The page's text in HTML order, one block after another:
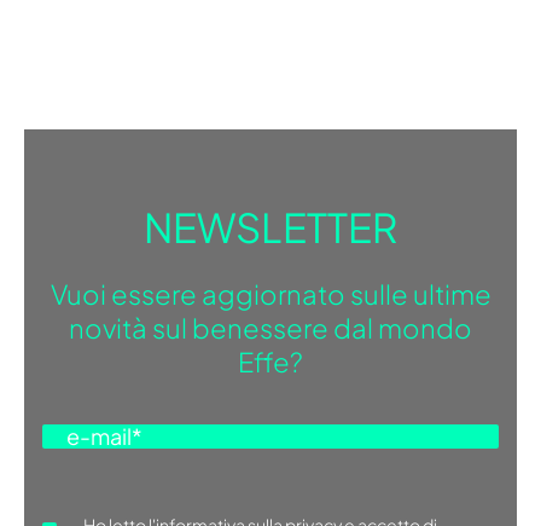
NEWSLETTER
Vuoi essere aggiornato sulle ultime
novità sul benessere dal mondo
Effe?